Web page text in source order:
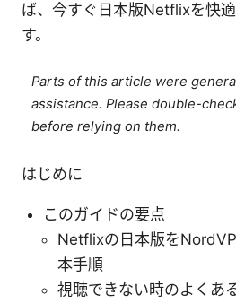
ば、今すぐ日本版Netflixを快
す。
Parts of this article were
assistance. Please double-
before relying on them.
はじめに
このガイドの要点
Netflixの日本版を
本手順
視聴できない時のよくあ